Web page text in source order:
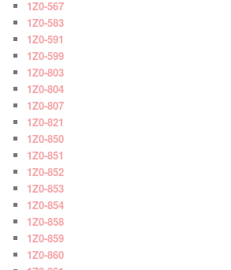
1Z0-567
1Z0-583
1Z0-591
1Z0-599
1Z0-803
1Z0-804
1Z0-807
1Z0-821
1Z0-850
1Z0-851
1Z0-852
1Z0-853
1Z0-854
1Z0-858
1Z0-859
1Z0-860